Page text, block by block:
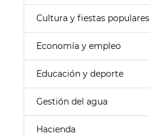
Cultura y fiestas populares
Economía y empleo
Educación y deporte
Gestión del agua
Hacienda